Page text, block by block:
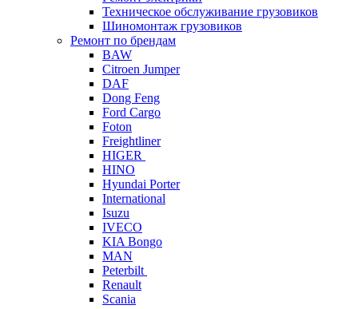
Техническое обслуживание грузовиков
Шиномонтаж грузовиков
Ремонт по брендам
BAW
Citroen Jumper
DAF
Dong Feng
Ford Cargo
Foton
Freightliner
HIGER
HINO
Hyundai Porter
International
Isuzu
IVECO
KIA Bongo
MAN
Peterbilt
Renault
Scania